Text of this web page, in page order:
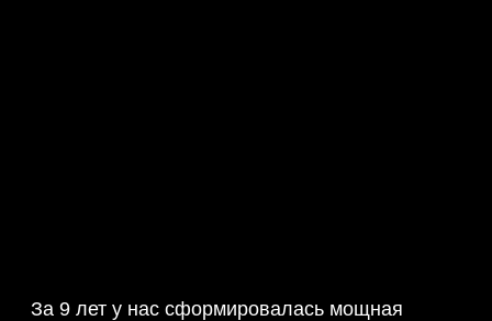
За 9 лет у нас сформировалась мощная